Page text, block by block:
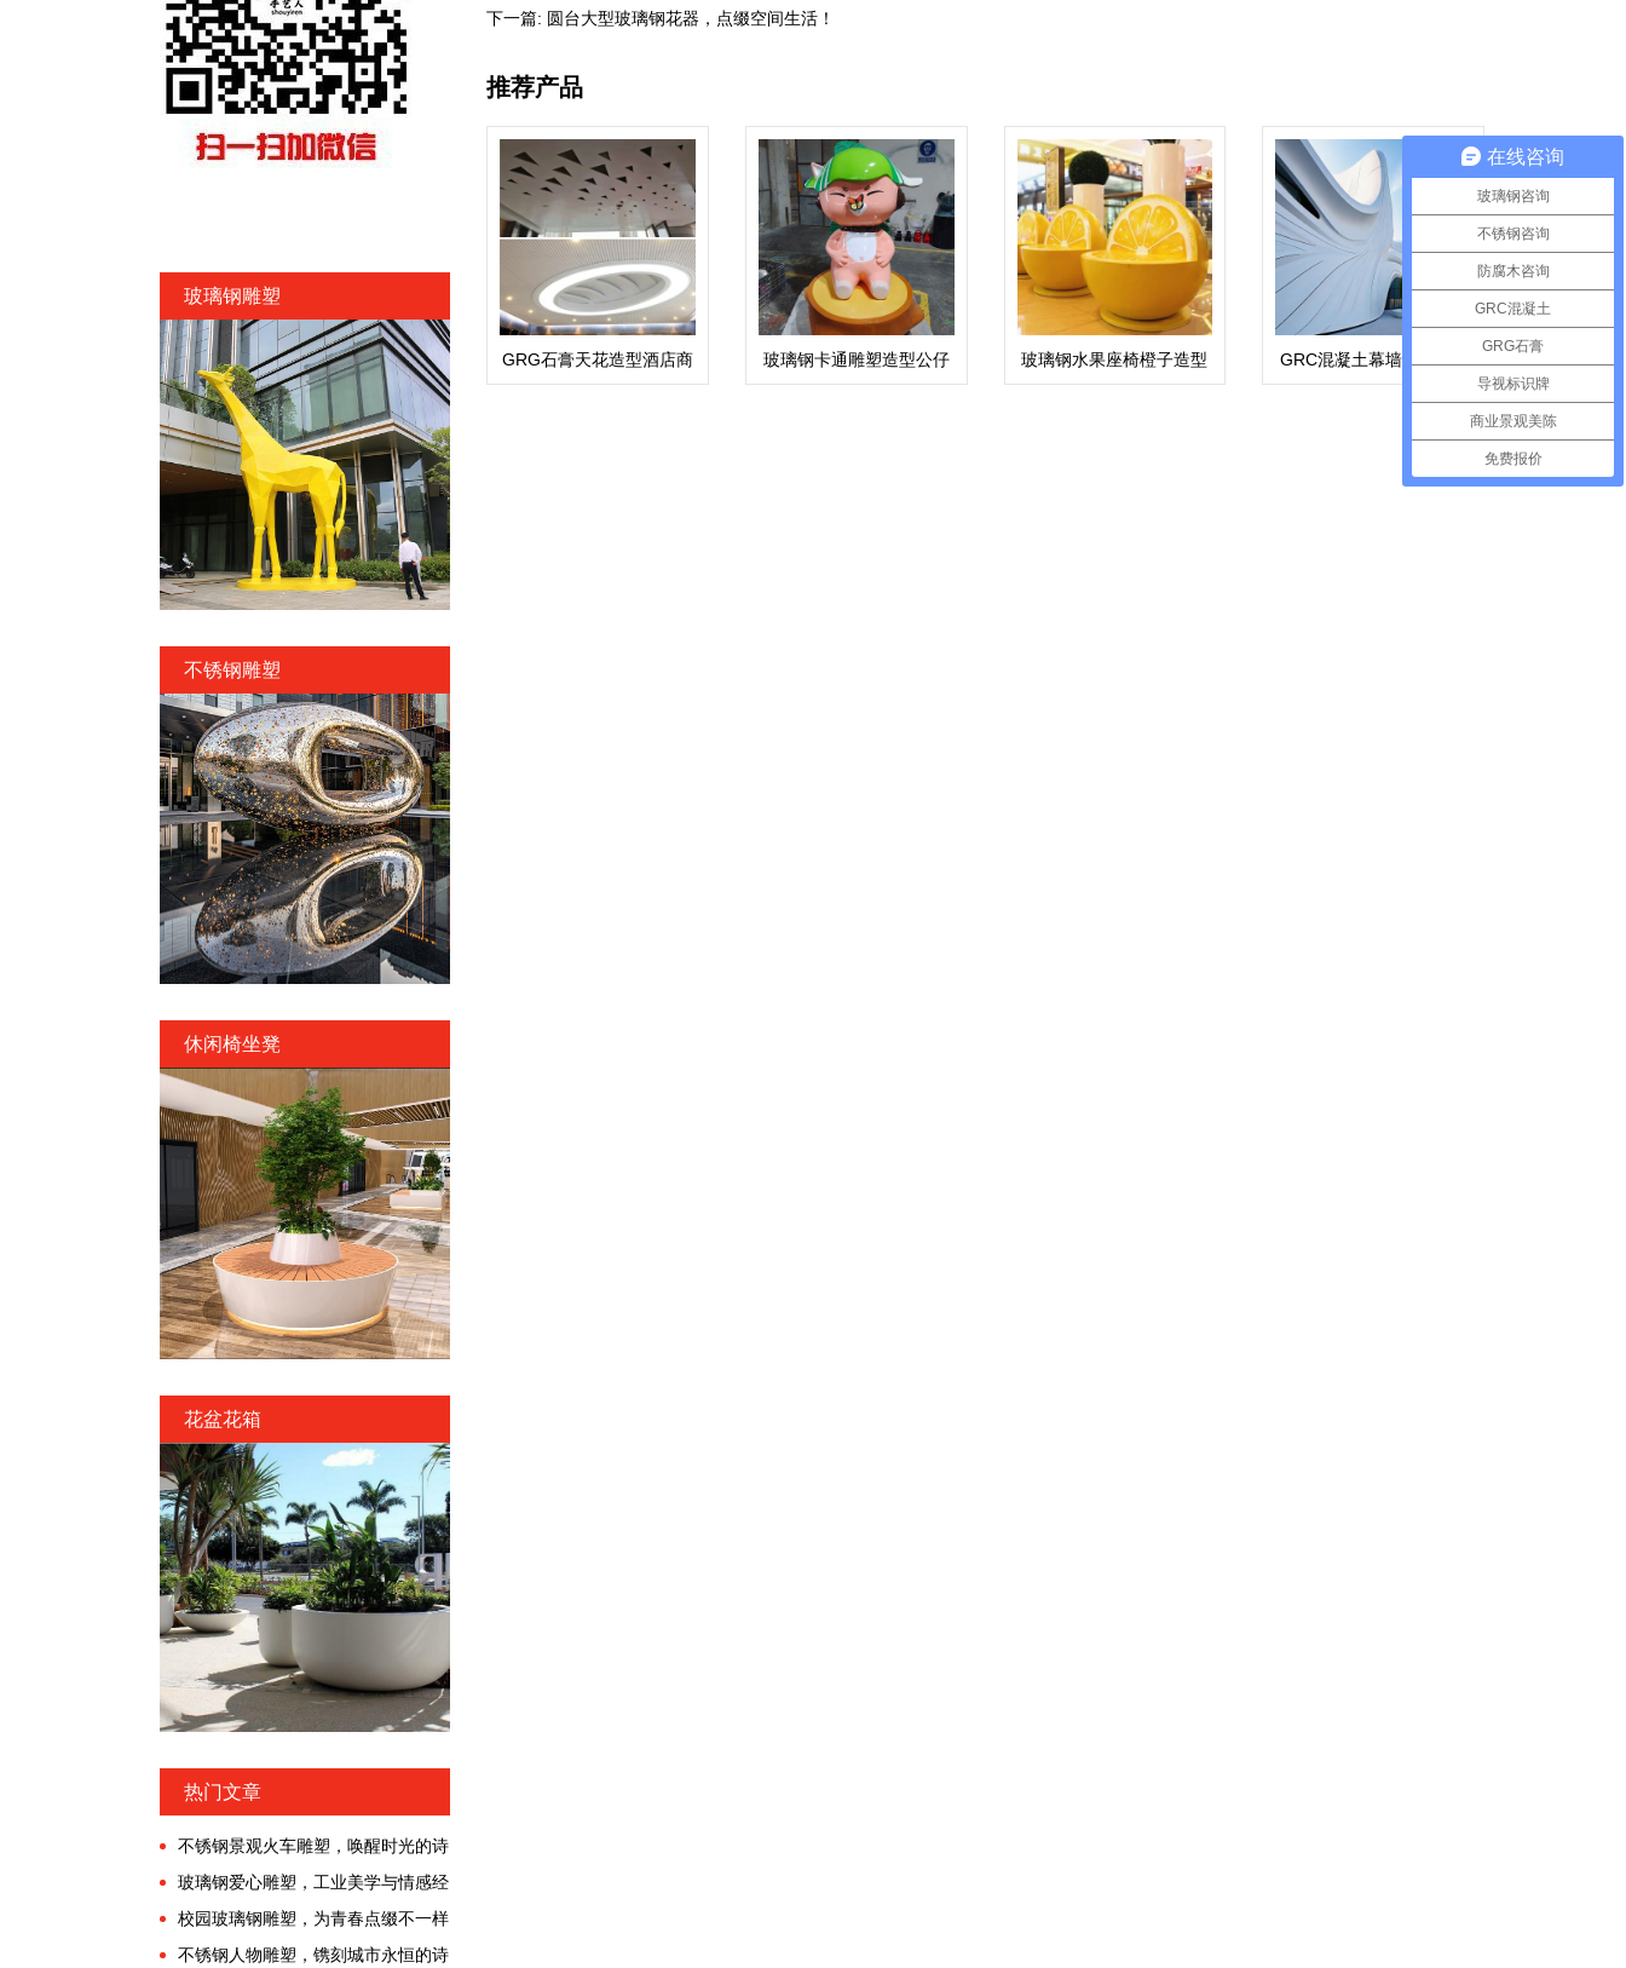
玻璃钢雕塑
不锈钢雕塑
休闲椅坐凳
花盆花箱
热门文章
不锈钢景观火车雕塑，唤醒时光的诗
意漫游!
玻璃钢爱心雕塑，工业美学与情感经
济交融的时代!
校园玻璃钢雕塑，为青春点缀不一样
的色彩!
不锈钢人物雕塑，镌刻城市永恒的诗
下一篇: 圆台大型玻璃钢花器，点缀空间生活！
推荐产品
GRG石膏天花造型酒店商
场吧台装饰
玻璃钢卡通雕塑造型公仔
IP美陈摆件
玻璃钢水果座椅橙子造型
异形艺术坐凳
GRC混凝土幕墙UHPC造
型构件
在线咨询
玻璃钢咨询
不锈钢咨询
防腐木咨询
GRC混凝土
GRG石膏
导视标识牌
商业景观美陈
免费报价